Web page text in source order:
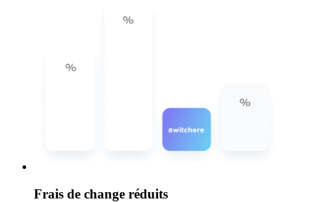
Frais de change réduits